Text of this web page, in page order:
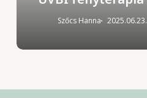
Szőcs Hanna 2025.06.23.